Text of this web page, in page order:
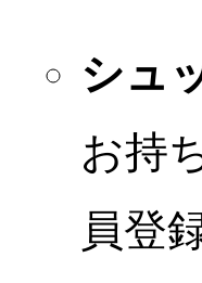
シュ
お持
員登